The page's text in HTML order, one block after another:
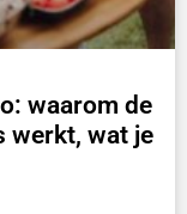
waarom de
werkt, wat je